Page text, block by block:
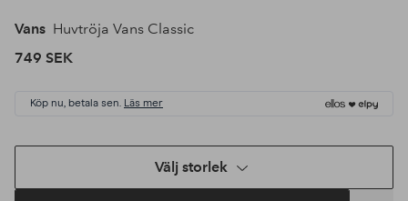
Vans Huvtröja Vans Classic
749 SEK
Köp nu, betala sen. Läs mer
Välj storlek